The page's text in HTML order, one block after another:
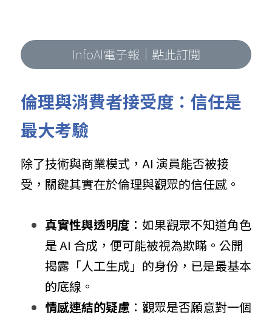
InfoAI電子報｜點此訂閱
倫理與消費者接受度：信任是
最大考驗
除了技術與商業模式，AI 演員能否被接
受，關鍵其實在於倫理與觀眾的信任感。
真實性與透明度 ：如果觀眾不知道角色
是 AI 合成，便可能被視為欺瞞。公開
揭露「人工生成」的身份，已是最基本
的底線。
情感連結的疑慮 ：觀眾是否願意對一個